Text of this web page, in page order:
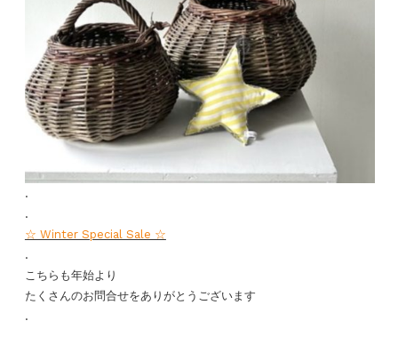
.
.
☆ Winter Special Sale ☆
.
こちらも年始より
たくさんのお問合せをありがとうございます
.